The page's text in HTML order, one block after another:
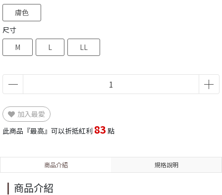
膚色
尺寸
M
L LL
加入最愛
此商品『最高』可以折抵紅利 83 點
商品介紹 規格說明
商品介紹